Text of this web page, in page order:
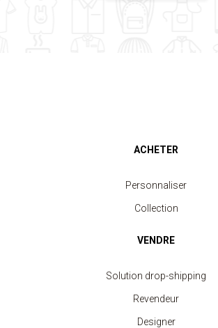
ACHETER
Personnaliser
Collection
VENDRE
Solution drop-shipping
Revendeur
Designer